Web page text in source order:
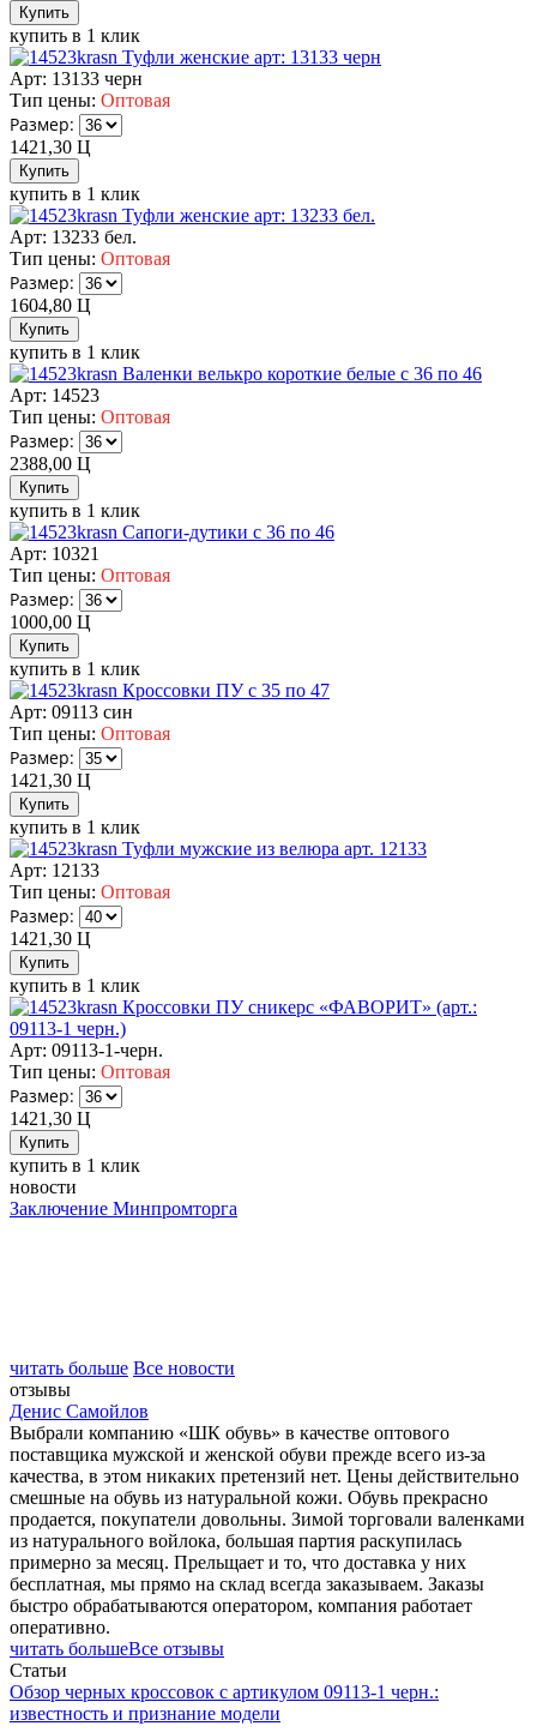
купить в 1 клик
Туфли женские арт: 13133 черн
Арт: 13133 черн
Тип цены: Оптовая
Размер:
1421,30 Ц
купить в 1 клик
Туфли женские арт: 13233 бел.
Арт: 13233 бел.
Тип цены: Оптовая
Размер:
1604,80 Ц
купить в 1 клик
Валенки велькро короткие белые с 36 по 46
Арт: 14523
Тип цены: Оптовая
Размер:
2388,00 Ц
купить в 1 клик
Сапоги-дутики с 36 по 46
Арт: 10321
Тип цены: Оптовая
Размер:
1000,00 Ц
купить в 1 клик
Кроссовки ПУ с 35 по 47
Арт: 09113 син
Тип цены: Оптовая
Размер:
1421,30 Ц
купить в 1 клик
Туфли мужские из велюра арт. 12133
Арт: 12133
Тип цены: Оптовая
Размер:
1421,30 Ц
купить в 1 клик
Кроссовки ПУ сникерс «ФАВОРИТ» (арт.:
09113-1 черн.)
Арт: 09113-1-черн.
Тип цены: Оптовая
Размер:
1421,30 Ц
купить в 1 клик
новости
Заключение Минпромторга
читать больше Все новости
отзывы
Денис Самойлов
Выбрали компанию «ШК обувь» в качестве оптового
поставщика мужской и женской обуви прежде всего из-за
качества, в этом никаких претензий нет. Цены действительно
смешные на обувь из натуральной кожи. Обувь прекрасно
продается, покупатели довольны. Зимой торговали валенками
из натурального войлока, большая партия раскупилась
примерно за месяц. Прельщает и то, что доставка у них
бесплатная, мы прямо на склад всегда заказываем. Заказы
быстро обрабатываются оператором, компания работает
оперативно.
читать большеВсе отзывы
Статьи
Обзор черных кроссовок с артикулом 09113-1 черн.:
известность и признание модели